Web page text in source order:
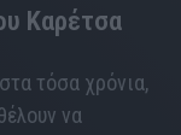
Καρέτσα
τόσα χρόνια,
να